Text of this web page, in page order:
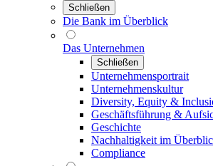
Schließen
Die Bank im Überblick
Das Unternehmen
Schließen
Unternehmensportrait
Unternehmenskultur
Diversity, Equity &
Geschäftsführung &
Geschichte
Nachhaltigkeit im
Compliance